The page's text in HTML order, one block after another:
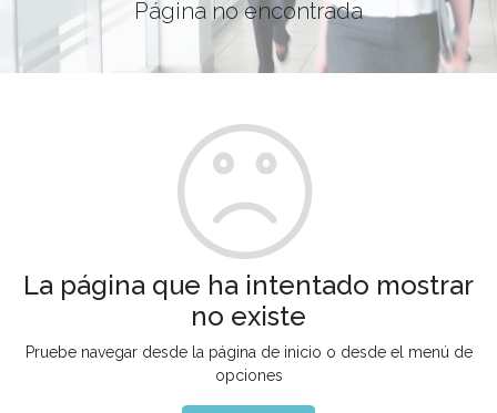
Página no encontrada
La página que ha intentado mostrar
no existe
Pruebe navegar desde la página de inicio o desde el menú de
opciones